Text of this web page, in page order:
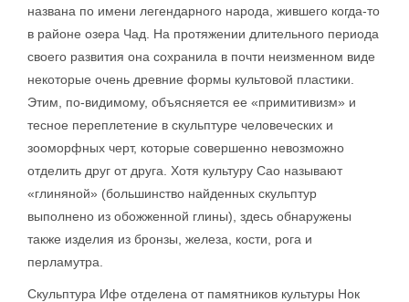
названа по имени легендарного народа, жившего когда-то
в районе озера Чад. На протяжении длительного периода
своего развития она сохранила в почти неизменном виде
некоторые очень древние формы культовой пластики.
Этим, по-видимому, объясняется ее «примитивизм» и
тесное переплетение в скульптуре человеческих и
зооморфных черт, которые совершенно невозможно
отделить друг от друга. Хотя культуру Сао называют
«глиняной» (большинство найденных скульптур
выполнено из обожженной глины), здесь обнаружены
также изделия из бронзы, железа, кости, рога и
перламутра.
Скульптура Ифе отделена от памятников культуры Нок